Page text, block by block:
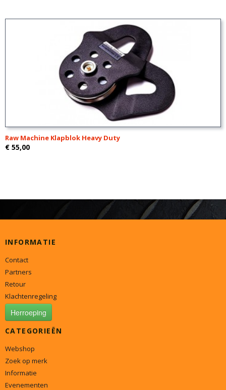
Raw Machine Klapblok Heavy Duty
€ 55,00
INFORMATIE
Contact
Partners
Retour
Klachtenregeling
Herroeping
CATEGORIEËN
Webshop
Zoek op merk
Informatie
Evenementen